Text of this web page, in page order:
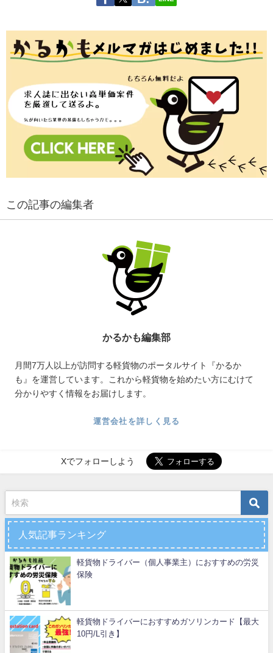
この記事の編集者
かるかも編集部
月間7万人以上が訪問する軽貨物のポータルサイト『かるか
も』を運営しています。これから軽貨物を始めたい方にむけて
分かりやすく情報をお届けします。
運営会社を詳しく見る
Xでフォローしよう
人気記事ランキング
軽貨物ドライバー（個人事業主）におすすめの労災
保険
軽貨物ドライバーにおすすめガソリンカード【最大
10円/L引き】